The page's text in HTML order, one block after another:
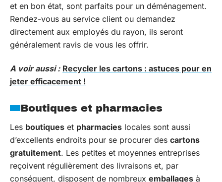
et en bon état, sont parfaits pour un déménagement.
Rendez-vous au service client ou demandez
directement aux employés du rayon, ils seront
généralement ravis de vous les offrir.
A voir aussi : Recycler les cartons : astuces pour en
jeter efficacement !
Boutiques et pharmacies
Les boutiques et pharmacies locales sont aussi
d’excellents endroits pour se procurer des cartons
gratuitement. Les petites et moyennes entreprises
reçoivent régulièrement des livraisons et, par
conséquent, disposent de nombreux emballages à